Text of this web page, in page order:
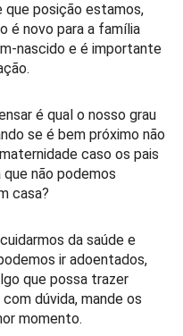
posição estamos,
é novo para a família
nascido e é importante
é qual o nosso grau
se é bem próximo não
caso os pais
não podemos
casa?
da saúde e
ir adoentados,
que possa trazer
dúvida, mande os
momento.